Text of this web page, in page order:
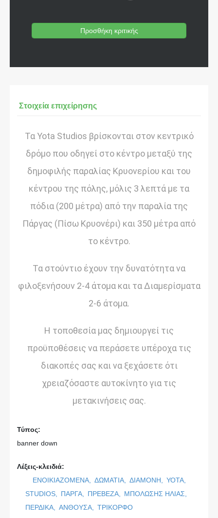
Προσθήκη κριτικής
Στοιχεία επιχείρησης
Τα Yota Studios βρίσκονται στον κεντρικό
δρόμο που οδηγεί στο κέντρο μεταξύ της
δημοφιλής παραλίας Κρυονερίου και του
κέντρου της πόλης, μόλις 3 λεπτά με τα
πόδια (200 μέτρα) από την παραλία της
Πάργας (Πίσω Κρυονέρι) και 350 μέτρα από
το κέντρο.
Τα στούντιο έχουν την δυνατότητα να
φιλοξενήσουν 2-4 άτομα και τα Διαμερίσματα
2-6 άτομα.
Η τοποθεσία μας δημιουργεί τις
προϋποθέσεις να περάσετε υπέροχα τις
διακοπές σας και να ξεχάσετε ότι
χρειαζόσαστε αυτοκίνητο για τις
μετακινήσεις σας.
Τύπος:
banner down
Λέξεις-κλειδιά:
ΕΝΟΙΚΙΑΖΟΜΕΝΑ,
ΔΩΜΑΤΙΑ, ΔΙΑΜΟΝΗ,
ΥΟΤΑ,
STUDIOS,
ΠΑΡΓΑ, ΠΡΕΒΕΖΑ,
ΜΠΟΛΩΣΗΣ ΗΛΙΑΣ,
ΠΕΡΔΙΚΑ,
ΑΝΘΟΥΣΑ, ΤΡΙΚΟΡΦΟ